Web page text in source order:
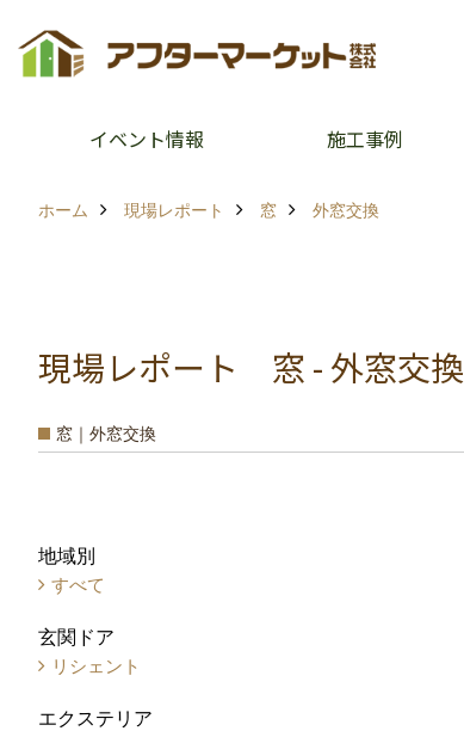
イベント情報 施工事例
ホーム 現場レポート 窓 外窓交換
現場レポート 窓 - 外窓交換
窓｜外窓交換
地域別
すべて
玄関ドア
リシェント
エクステリア